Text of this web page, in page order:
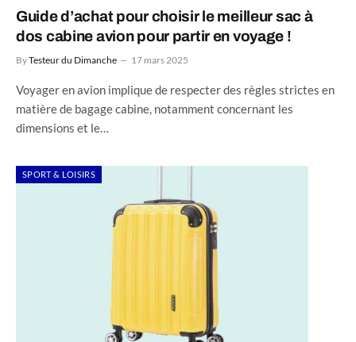
Guide d’achat pour choisir le meilleur sac à
dos cabine avion pour partir en voyage !
ByTesteur du Dimanche 17 mars 2025
Voyager en avion implique de respecter des règles strictes en
matière de bagage cabine, notamment concernant les
dimensions et le…
SPORT & LOISIRS